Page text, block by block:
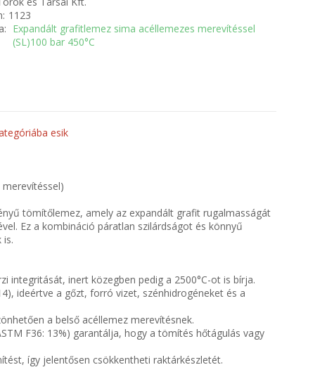
1123
Expandált grafitlemez sima acéllemezes merevítéssel
(SL)100 bar 450°C
esik
merevítéssel)
tömítőlemez, amely az expandált grafit rugalmasságát
Ez a kombináció páratlan szilárdságot és könnyű
is.
integritását, inert közegben pedig a 2500°C-ot is bírja.
ideértve a gőzt, forró vizet, szénhidrogéneket és a
a belső acéllemez merevítésnek.
F36: 13%) garantálja, hogy a tömítés hőtágulás vagy
így jelentősen csökkentheti raktárkészletét.